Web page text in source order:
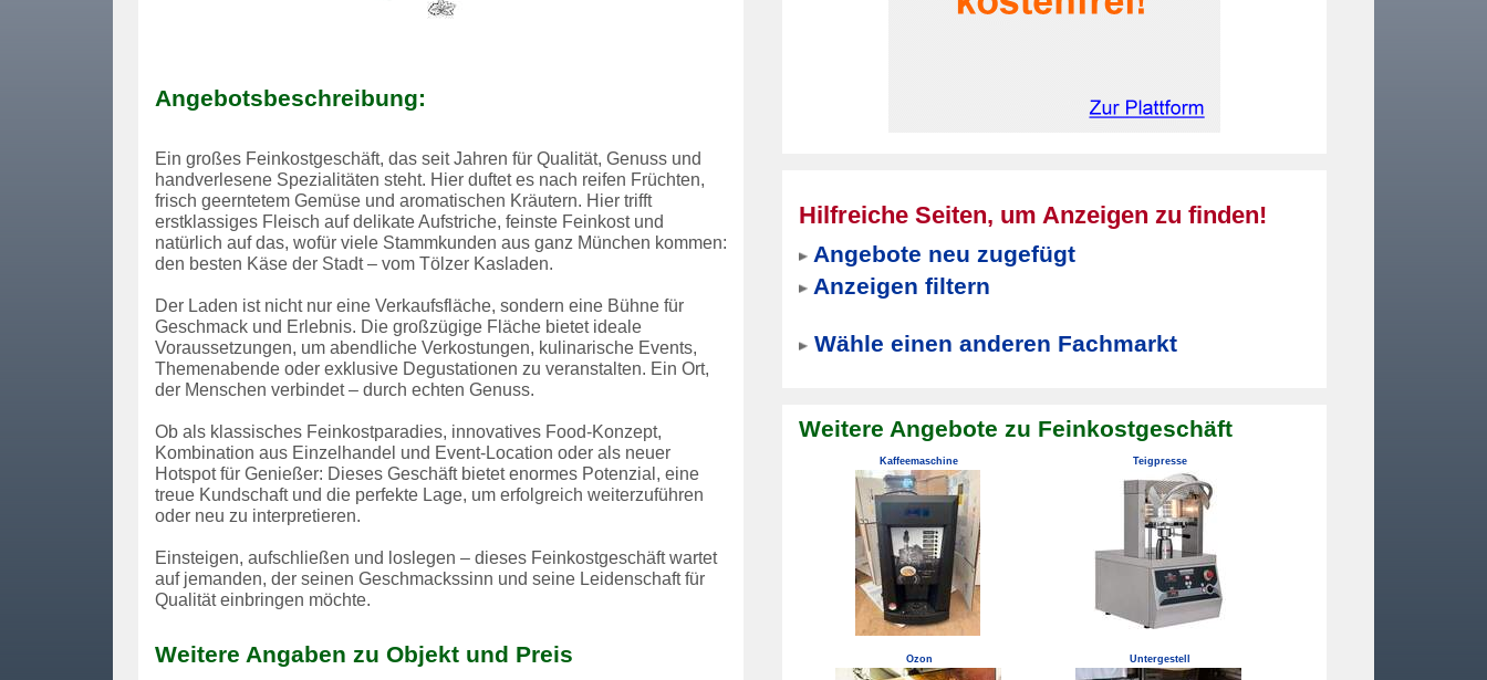
Angebotsbeschreibung:
Ein großes Feinkostgeschäft, das seit Jahren für Qualität, Genuss und
handverlesene Spezialitäten steht. Hier duftet es nach reifen Früchten,
frisch geerntetem Gemüse und aromatischen Kräutern. Hier trifft
erstklassiges Fleisch auf delikate Aufstriche, feinste Feinkost und
natürlich auf das, wofür viele Stammkunden aus ganz München kommen:
den besten Käse der Stadt – vom Tölzer Kasladen.
Der Laden ist nicht nur eine Verkaufsfläche, sondern eine Bühne für
Geschmack und Erlebnis. Die großzügige Fläche bietet ideale
Voraussetzungen, um abendliche Verkostungen, kulinarische Events,
Themenabende oder exklusive Degustationen zu veranstalten. Ein Ort,
der Menschen verbindet – durch echten Genuss.
Ob als klassisches Feinkostparadies, innovatives Food-Konzept,
Kombination aus Einzelhandel und Event-Location oder als neuer
Hotspot für Genießer: Dieses Geschäft bietet enormes Potenzial, eine
treue Kundschaft und die perfekte Lage, um erfolgreich weiterzuführen
oder neu zu interpretieren.
Einsteigen, aufschließen und loslegen – dieses Feinkostgeschäft wartet
auf jemanden, der seinen Geschmackssinn und seine Leidenschaft für
Qualität einbringen möchte.
Weitere Angaben zu Objekt und Preis
Hilfreiche Seiten, um Anzeigen zu finden!
Angebote neu zugefügt
Anzeigen filtern
Wähle einen anderen Fachmarkt
Weitere Angebote zu Feinkostgeschäft
Kaffeemaschine Teigpresse
Ozon Untergestell